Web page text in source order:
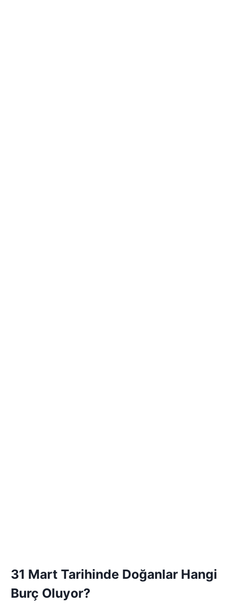
31 Mart Tarihinde Doğanlar Hangi
Burç Oluyor?